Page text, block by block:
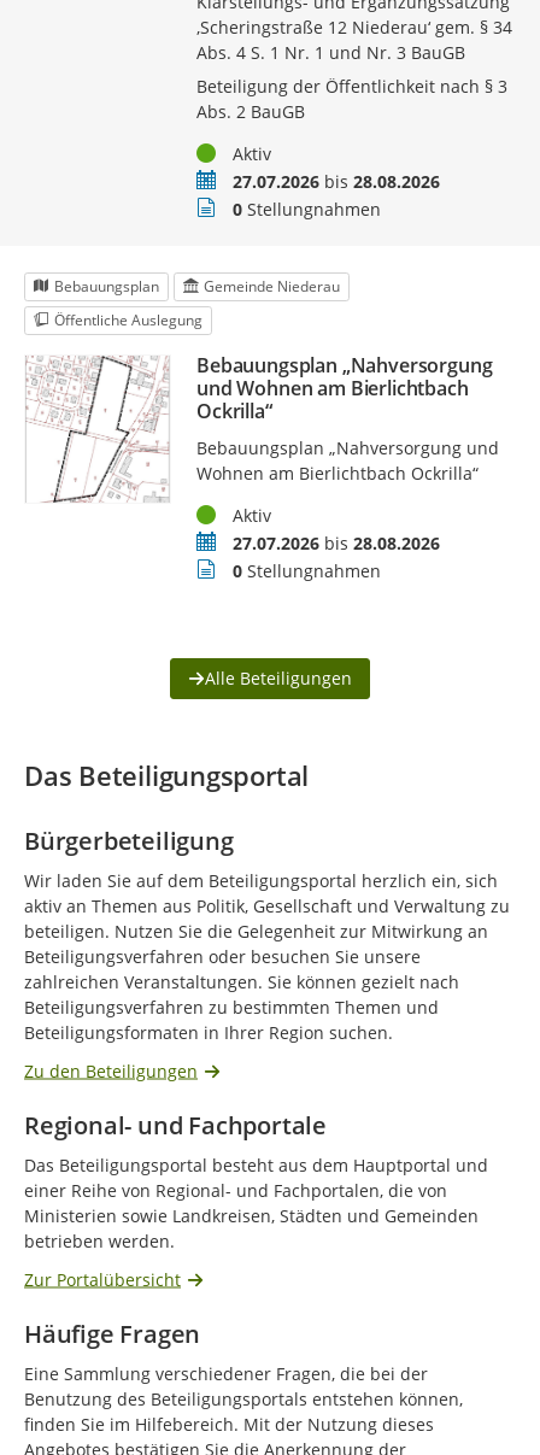
‚Scheringstraße 12 Niederau‘ gem. § 34
Abs. 4 S. 1 Nr. 1 und Nr. 3 BauGB
Beteiligung der Öffentlichkeit nach § 3
Abs. 2 BauGB
StatusAktiv
Zeitraum27.07.2026bis 28.08.2026
Stellungnahmen
0Stellungnahmen
Bebauungsplan
Gemeinde Niederau
Öffentliche Auslegung
Bebauungsplan „Nahversorgung
und Wohnen am Bierlichtbach
Ockrilla“
Bebauungsplan „Nahversorgung und
Wohnen am Bierlichtbach Ockrilla“
StatusAktiv
Zeitraum27.07.2026bis 28.08.2026
Stellungnahmen
0Stellungnahmen
Alle Beteiligungen
Das Beteiligungsportal
Bürgerbeteiligung
Wir laden Sie auf dem Beteiligungsportal herzlich ein, sich
aktiv an Themen aus Politik, Gesellschaft und Verwaltung zu
beteiligen. Nutzen Sie die Gelegenheit zur Mitwirkung an
Beteiligungsverfahren oder besuchen Sie unsere
zahlreichen Veranstaltungen. Sie können gezielt nach
Beteiligungsverfahren zu bestimmten Themen und
Beteiligungsformaten in Ihrer Region suchen.
Zu den Beteiligungen
Regional- und Fachportale
Das Beteiligungsportal besteht aus dem Hauptportal und
einer Reihe von Regional- und Fachportalen, die von
Ministerien sowie Landkreisen, Städten und Gemeinden
betrieben werden.
Zur Portalübersicht
Häufige Fragen
Eine Sammlung verschiedener Fragen, die bei der
Benutzung des Beteiligungsportals entstehen können,
finden Sie im Hilfebereich. Mit der Nutzung dieses
Angebotes bestätigen Sie die Anerkennung der